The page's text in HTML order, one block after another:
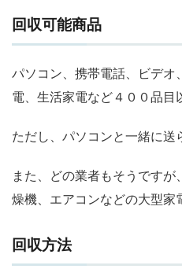
回収可能商品
パソコン、携帯電話、ビデオ
電、生活家電など４００品目
ただし、パソコンと一緒に送
また、どの業者もそうです
燥機、エアコンなどの大型家
回収方法